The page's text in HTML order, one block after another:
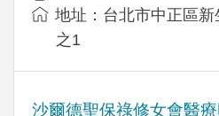
地址：台北市中正區
之1
沙爾德聖保祿修女會醫